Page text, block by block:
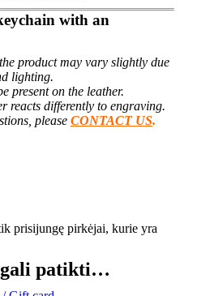
with an
product may vary slightly due
lighting.
present on the leather.
reacts differently to engraving.
please CONTACT US.
prisijungę pirkėjai, kurie yra
gali patikti…